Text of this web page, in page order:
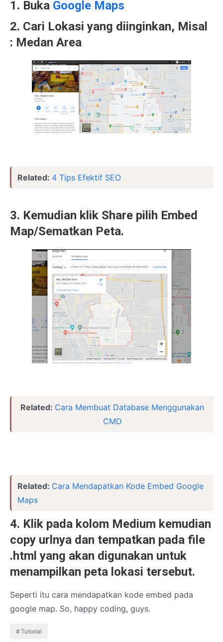
1. Buka Google Maps
2. Cari Lokasi yang diinginkan, Misal
: Medan Area
Related: 4 Tips Efektif SEO
3. Kemudian klik Share pilih Embed
Map/Sematkan Peta.
Related: Cara Membuat Database Menggunakan
CMD
Related: Cara Mendapatkan Kode Embed Google
Maps
4. Klik pada kolom Medium kemudian
copy urlnya dan tempatkan pada file
.html yang akan digunakan untuk
menampilkan peta lokasi tersebut.
Seperti itu cara mendapatkan kode embed pada
google map. So, happy coding, guys.
Tutorial